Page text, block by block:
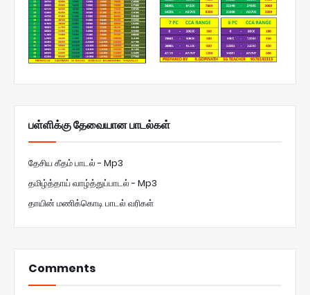
பள்ளிக்கு தேவையான பாடல்கள்
தேசிய கீதம் பாடல் - Mp3
தமிழ்த்தாய் வாழ்த்துப்பாடல் - Mp3
தாயின் மணிக்கொடி பாடல் வரிகள்
Comments